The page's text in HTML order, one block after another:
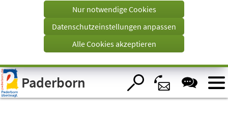
Visuelle
Assistenzsoftware
öffnen.
einem
Tab)
Nur notwendige Cookies
Datenschutzeinstellungen anpassen
Alle Cookies akzeptieren
Paderborn